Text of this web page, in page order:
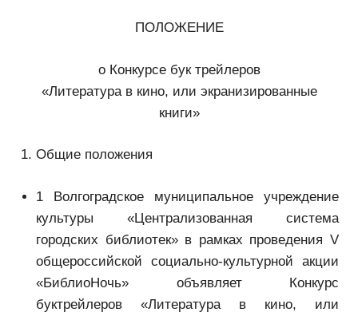
ПОЛОЖЕНИЕ
о Конкурсе бук трейлеров
«Литература в кино, или экранизированные
книги»
Общие положения
1 Волгоградское муниципальное учреждение
культуры «Централизованная система
городских библиотек» в рамках проведения V
общероссийской социально-культурной акции
«БиблиоНочь» объявляет Конкурс
буктрейлеров «Литература в кино, или